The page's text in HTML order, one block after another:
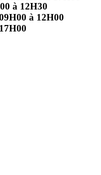
à 12H30
à 12H00